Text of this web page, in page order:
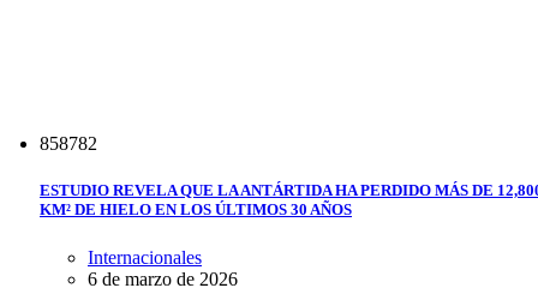
858782
ESTUDIO REVELA QUE LA ANTÁRTIDA HA PERDIDO MÁS DE
KM² DE HIELO EN LOS ÚLTIMOS 30 AÑOS
Internacionales
6 de marzo de 2026